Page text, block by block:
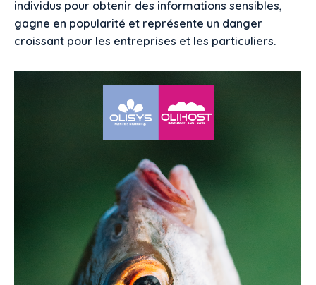
individus pour obtenir des informations sensibles,
gagne en popularité et représente un danger
croissant pour les entreprises et les particuliers.